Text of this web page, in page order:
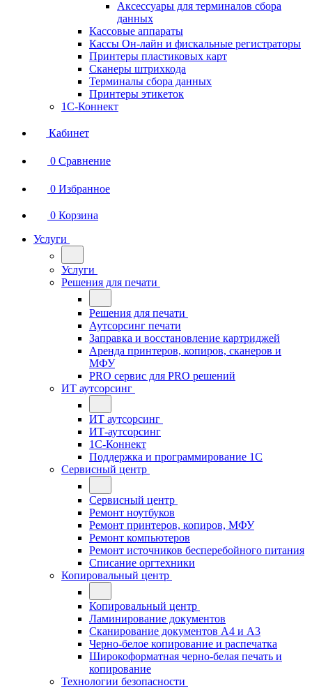
Аксессуары для терминалов сбора
данных
Кассовые аппараты
Кассы Он-лайн и фискальные регистраторы
Принтеры пластиковых карт
Сканеры штрихкода
Терминалы сбора данных
Принтеры этикеток
1С-Коннект
Кабинет
0 Сравнение
0 Избранное
0 Корзина
Услуги
Услуги
Решения для печати
Решения для печати
Аутсорсинг печати
Заправка и восстановление картриджей
Аренда принтеров, копиров, сканеров и
МФУ
PRO сервис для PRO решений
ИТ аутсорсинг
ИТ аутсорсинг
ИТ-аутсорсинг
1С-Коннект
Поддержка и программирование 1С
Сервисный центр
Сервисный центр
Ремонт ноутбуков
Ремонт принтеров, копиров, МФУ
Ремонт компьютеров
Ремонт источников бесперебойного питания
Списание оргтехники
Копировальный центр
Копировальный центр
Ламинирование документов
Сканирование документов А4 и А3
Черно-белое копирование и распечатка
Широкоформатная черно-белая печать и
копирование
Технологии безопасности